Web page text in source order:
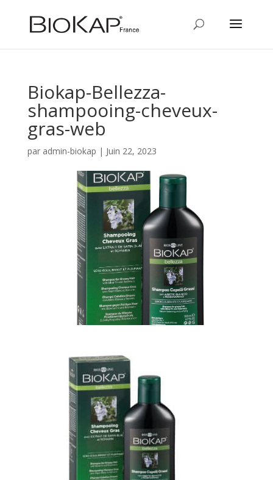
Biokap-Bellezza-
shampooing-cheveux-
gras-web
par admin-biokap | Juin 22, 2023